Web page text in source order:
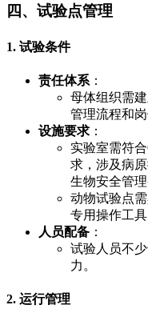
​四、试验点管理​
​1. 试验条件​
​责任体系​ ​：
母体组织需
管理流程和岗
​设施要求​ ​：
实验室需符
求，涉及病
生物安全管理
动物试验点
专用操作工
​人员配备​ ​：
试验人员不
力。
​2. 运行管理​